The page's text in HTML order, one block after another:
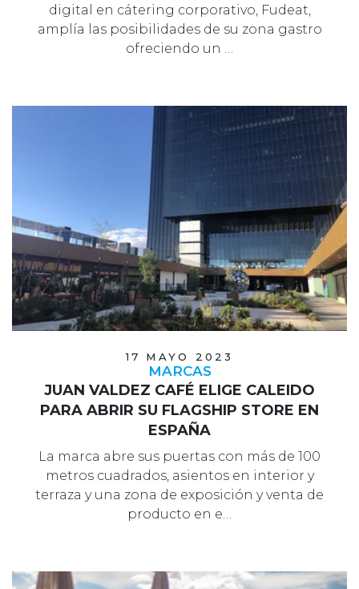
digital en cátering corporativo, Fudeat,
amplía las posibilidades de su zona gastro
ofreciendo un …
17 MAYO 2023
MARCAS
JUAN VALDEZ CAFÉ ELIGE CALEIDO
PARA ABRIR SU FLAGSHIP STORE EN
ESPAÑA
La marca abre sus puertas con más de 100
metros cuadrados, asientos en interior y
terraza y una zona de exposición y venta de
producto en e…